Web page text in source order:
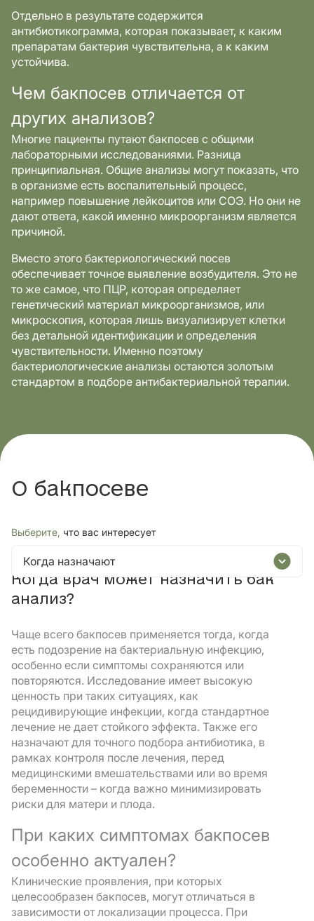
Отдельно в результате содержится
антибиотикограмма, которая показывает, к каким
препаратам бактерия чувствительна, а к каким
устойчива.
Чем бакпосев отличается от
других анализов?
Многие пациенты путают бакпосев с общими
лабораторными исследованиями. Разница
принципиальная. Общие анализы могут показать, что
в организме есть воспалительный процесс,
например повышение лейкоцитов или СОЭ. Но они не
дают ответа, какой именно микроорганизм является
причиной.
Вместо этого бактериологический посев
обеспечивает точное выявление возбудителя. Это не
то же самое, что ПЦР, которая определяет
генетический материал микроорганизмов, или
микроскопия, которая лишь визуализирует клетки
без детальной идентификации и определения
чувствительности. Именно поэтому
бактериологические анализы остаются золотым
стандартом в подборе антибактериальной терапии.
О бакпосеве
Выберите, что вас интересует
Когда назначают
Когда врач может назначить бак
анализ?
Чаще всего бакпосев применяется тогда, когда
есть подозрение на бактериальную инфекцию,
особенно если симптомы сохраняются или
повторяются. Исследование имеет высокую
ценность при таких ситуациях, как
рецидивирующие инфекции, когда стандартное
лечение не дает стойкого эффекта. Также его
назначают для точного подбора антибиотика, в
рамках контроля после лечения, перед
медицинскими вмешательствами или во время
беременности – когда важно минимизировать
риски для матери и плода.
При каких симптомах бакпосев
особенно актуален?
Клинические проявления, при которых
целесообразен бакпосев, могут отличаться в
зависимости от локализации процесса. При